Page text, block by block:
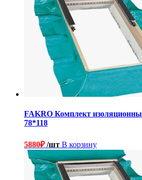
FAKRO Комплект
78*118
5880₽/шт В корзину